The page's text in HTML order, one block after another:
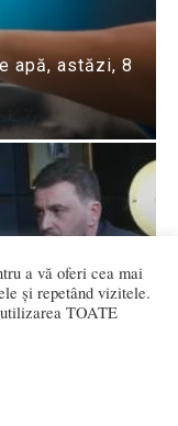
apă, astăzi, 8
a vă oferi cea mai
și repetând vizitele.
TOATE